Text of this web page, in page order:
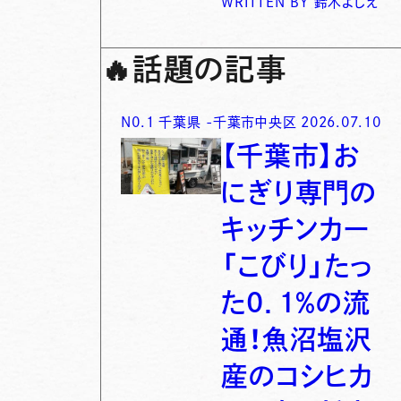
🔥 話題の記事
N0. 1 千葉県 -千葉市中央区 2026.07.10
【千葉市】お
にぎり専門の
キッチンカー
「こびり」たっ
た0．1％の流
通！魚沼塩沢
産のコシヒカ